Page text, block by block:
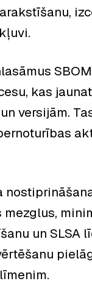
kas
versijām.
un SLSA